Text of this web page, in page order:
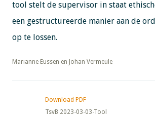
tool stelt de supervisor in staat
een gestructureerde manier aan de
op te lossen.
​​​​​​​Marianne Eussen en Johan Vermeule
Download PDF
TsvB 2023-03-03-Tool